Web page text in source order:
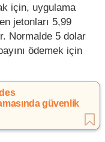
için, uygulama
jetonları 5,99
Normalde 5 dolar
ödemek için
güvenlik